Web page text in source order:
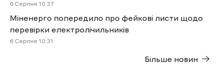
6 Cерпня 10:37
Міненерго попередило про фейкові листи щодо
перевірки електролічильників
6 Cерпня 10:31
Більше новин